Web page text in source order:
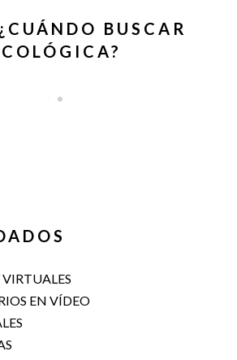
BUSCAR
VIRTUALES
EN VÍDEO